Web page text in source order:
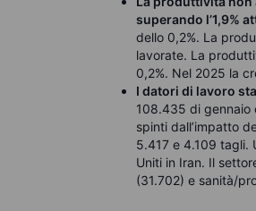
superando l’1,9%
dello 0,2%. La
lavorate. La
0,2%. Nel 2025 la
I datori di lavoro
108.435 di gennaio
spinti dall’impatto
5.417 e 4.109 tagli.
Uniti in Iran. Il
(31.702) e sanità/